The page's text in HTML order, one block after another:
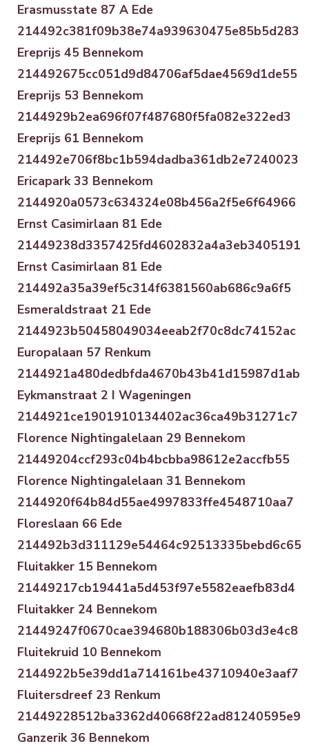
Erasmusstate 87 A Ede
214492c381f09b38e74a939630475e85b5d283
Ereprijs 45 Bennekom
214492675cc051d9d84706af5dae4569d1de55
Ereprijs 53 Bennekom
2144929b2ea696f07f487680f5fa082e322ed3
Ereprijs 61 Bennekom
214492e706f8bc1b594dadba361db2e7240023
Ericapark 33 Bennekom
2144920a0573c634324e08b456a2f5e6f64966
Ernst Casimirlaan 81 Ede
21449238d3357425fd4602832a4a3eb3405191
Ernst Casimirlaan 81 Ede
214492a35a39ef5c314f6381560ab686c9a6f5
Esmeraldstraat 21 Ede
2144923b50458049034eeab2f70c8dc74152ac
Europalaan 57 Renkum
2144921a480dedbfda4670b43b41d15987d1ab
Eykmanstraat 2 I Wageningen
2144921ce1901910134402ac36ca49b31271c7
Florence Nightingalelaan 29 Bennekom
21449204ccf293c04b4bcbba98612e2accfb55
Florence Nightingalelaan 31 Bennekom
2144920f64b84d55ae4997833ffe4548710aa7
Floreslaan 66 Ede
214492b3d311129e54464c92513335bebd6c65
Fluitakker 15 Bennekom
21449217cb19441a5d453f97e5582eaefb83d4
Fluitakker 24 Bennekom
21449247f0670cae394680b188306b03d3e4c8
Fluitekruid 10 Bennekom
2144922b5e39dd1a714161be43710940e3aaf7
Fluitersdreef 23 Renkum
21449228512ba3362d40668f22ad81240595e9
Ganzerik 36 Bennekom